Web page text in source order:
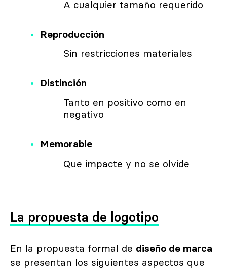
A cualquier tamaño requerido
Reproducción
Sin restricciones materiales
Distinción
Tanto en positivo como en
negativo
Memorable
Que impacte y no se olvide
La propuesta de logotipo
En la propuesta formal de diseño de marca
se presentan los siguientes aspectos que